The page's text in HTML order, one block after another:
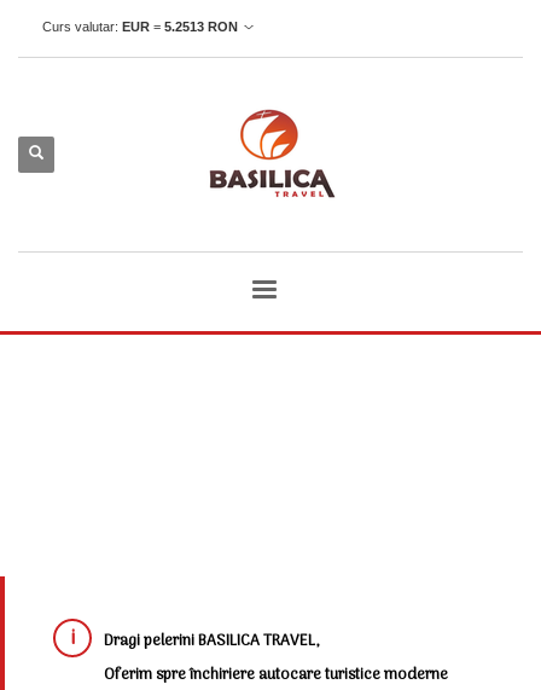
Curs valutar: EUR = 5.2513 RON
Dragi pelerini BASILICA TRAVEL,
Oferim spre închiriere autocare turistice moderne